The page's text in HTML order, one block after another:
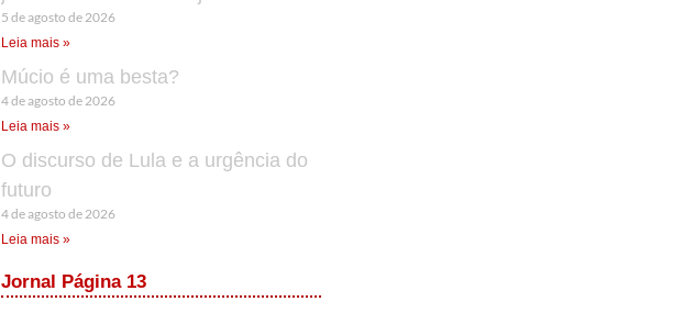
5 de agosto de 2026
Leia mais »
Múcio é uma besta?
4 de agosto de 2026
Leia mais »
O discurso de Lula e a urgência do
futuro
4 de agosto de 2026
Leia mais »
Jornal Página 13